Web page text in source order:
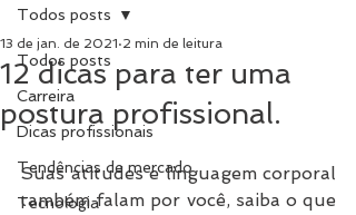
Todos posts
Carreira
Dicas profissionais
Tendências de mercado
Tecnologia
Todos posts
12 dicas para ter uma
postura profissional.
13 de jan. de 2021 2 min de leitura
Suas atitudes e linguagem corporal
também falam por você, saiba o que